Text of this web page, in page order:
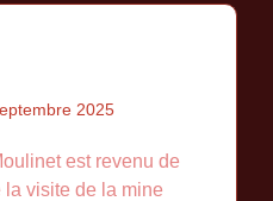
2025
est revenu de
visite de la mine